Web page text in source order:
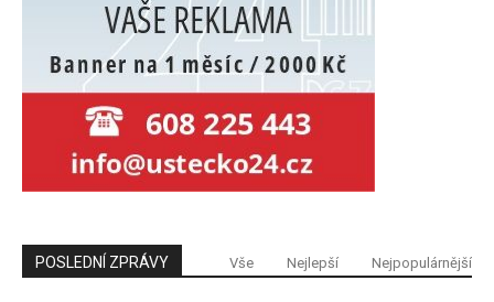
POSLEDNÍ ZPRÁVY Vše Nejlepší Nejpopulárnější